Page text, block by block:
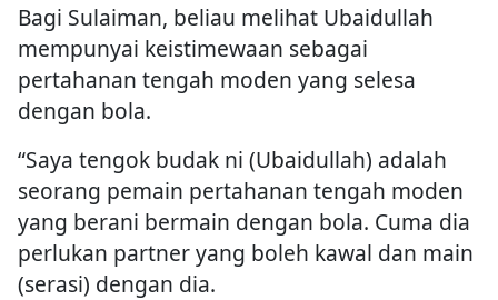
Bagi Sulaiman, beliau melihat Ubaidullah
mempunyai keistimewaan sebagai
pertahanan tengah moden yang selesa
dengan bola.
“Saya tengok budak ni (Ubaidullah) adalah
seorang pemain pertahanan tengah moden
yang berani bermain dengan bola. Cuma dia
perlukan partner yang boleh kawal dan main
(serasi) dengan dia.